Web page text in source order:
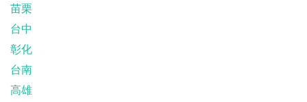
苗栗
台中
彰化
台南
高雄